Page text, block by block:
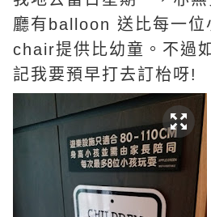
廳有balloon 送比每一位
chair提供比幼童。不過
記我要預早打去訂枱呀!